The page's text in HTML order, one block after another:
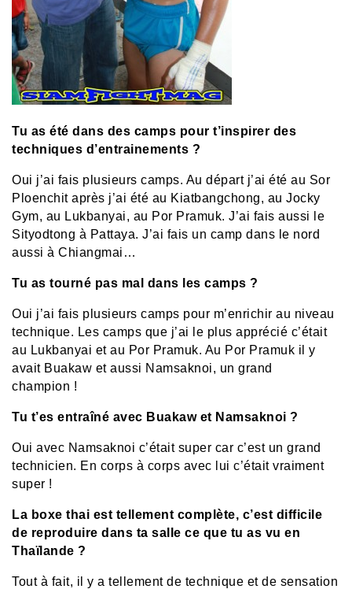
Tu as été dans des camps pour t’inspirer des
techniques d’entrainements ?
Oui j’ai fais plusieurs camps. Au départ j’ai été au Sor
Ploenchit après j’ai été au Kiatbangchong, au Jocky
Gym, au Lukbanyai, au Por Pramuk. J’ai fais aussi le
Sityodtong à Pattaya. J’ai fais un camp dans le nord
aussi à Chiangmai…
Tu as tourné pas mal dans les camps ?
Oui j’ai fais plusieurs camps pour m’enrichir au niveau
technique. Les camps que j’ai le plus apprécié c’était
au Lukbanyai et au Por Pramuk. Au Por Pramuk il y
avait Buakaw et aussi Namsaknoi, un grand
champion !
Tu t’es entraîné avec Buakaw et Namsaknoi ?
Oui avec Namsaknoi c’était super car c’est un grand
technicien. En corps à corps avec lui c’était vraiment
super !
La boxe thai est tellement complète, c’est difficile
de reproduire dans ta salle ce que tu as vu en
Thaïlande ?
Tout à fait, il y a tellement de technique et de sensation